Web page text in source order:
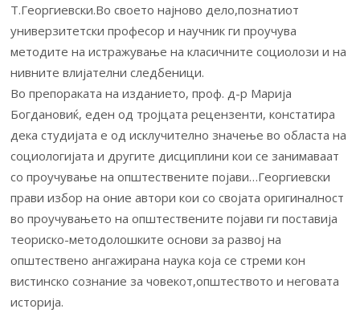
Т.Георгиевски.Во своето најново дело,познатиот
универзитетски професор и научник ги проучува
методите на истражување на класичните социолози и на
нивните влијателни следбеници.
Во препораката на изданието, проф. д-р Марија
Богдановиќ, еден од тројцата рецензенти, констатира
дека студијата е од исклучително значење во областа на
социологијата и другите дисциплини кои се занимаваат
со проучување на општествените појави…Георгиевски
прави избор на оние автори кои со својата оригиналност
во проучувањето на општествените појави ги поставија
теориско-методолошките основи за развој на
општествено ангажирана наука која се стреми кон
вистинско сознание за човекот,општеството и неговата
историја.